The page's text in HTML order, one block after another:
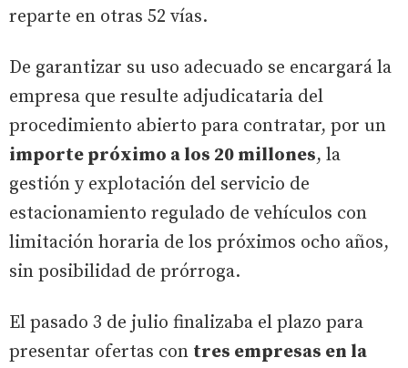
reparte en otras 52 vías.
De garantizar su uso adecuado se encargará la
empresa que resulte adjudicataria del
procedimiento abierto para contratar, por un
importe próximo a los 20 millones, la
gestión y explotación del servicio de
estacionamiento regulado de vehículos con
limitación horaria de los próximos ocho años,
sin posibilidad de prórroga.
El pasado 3 de julio finalizaba el plazo para
presentar ofertas con tres empresas en la